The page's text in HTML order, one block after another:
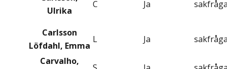
Ulrika
C Ja
Carlsson
Löfdahl, Emma
L Ja
Carvalho,